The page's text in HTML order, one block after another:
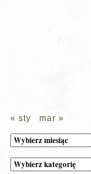
« sty
mar »
Archiwum
Kategorie
wpisów